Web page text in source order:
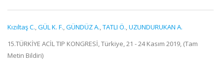
Kızıltaş C.,GÜL K. F.,GÜNDÜZ A.,TATLI Ö.,UZUNDURUKAN A.
15.TÜRKİYE ACİL TIP KONGRESİ, Türkiye, 21 - 24 Kasım 2019, (Tam
Metin Bildiri)